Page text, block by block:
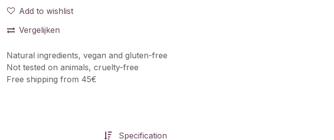
Add to wishlist
Vergelijken
Natural ingredients, vegan and gluten-free
Not tested on animals, cruelty-free
Free shipping from 45€
Specification